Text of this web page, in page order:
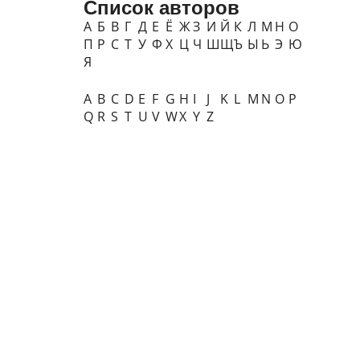
Список авторов
А Б В Г Д Е Ё ЖЗ И Й К Л М Н О
П Р С Т У Ф Х Ц Ч ШЩЪ Ы Ь Э Ю
Я
A B C D E F G H I J K L M N O P
Q R S T U V WX Y Z